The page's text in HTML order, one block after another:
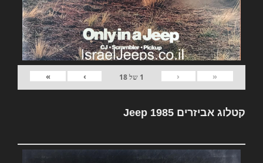
«
‹
1 של18
›
»
קטלוג אביזרים Jeep 1985